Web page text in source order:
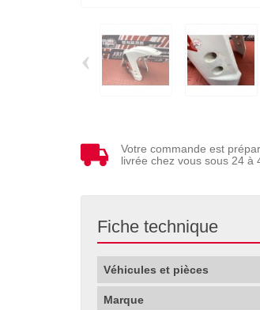
‹
Votre commande est
livrée chez vous sous 24 à
Fiche technique
Véhicules et pièces
Marque